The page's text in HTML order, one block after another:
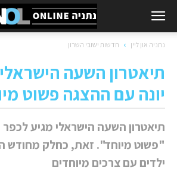
נתניה און ליין חדשות ישובי השרון
תיאטרון השעה
יונה עם ההצגה פשוט
תיאטרון השעה הישראלי מגיע
"פשוט מיוחד". זאת, כחלק מחודש
ילדים עם צרכים מיוחדים